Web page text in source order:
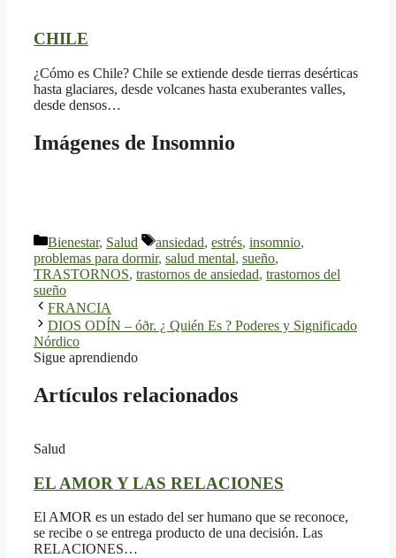
CHILE
¿Cómo es Chile? Chile se extiende desde tierras desérticas
hasta glaciares, desde volcanes hasta exuberantes valles,
desde densos…
Imágenes de Insomnio
Categorías
Bienestar, Salud Etiquetas
ansiedad, estrés, insomnio,
problemas para dormir, salud mental, sueño,
TRASTORNOS, trastornos de ansiedad, trastornos del
sueño
FRANCIA
DIOS ODÍN – óðr. ¿ Quién Es ? Poderes y Significado
Nórdico
Sigue aprendiendo
Artículos relacionados
Salud
EL AMOR Y LAS RELACIONES
El AMOR es un estado del ser humano que se reconoce,
se recibe o se entrega producto de una decisión. Las
RELACIONES…